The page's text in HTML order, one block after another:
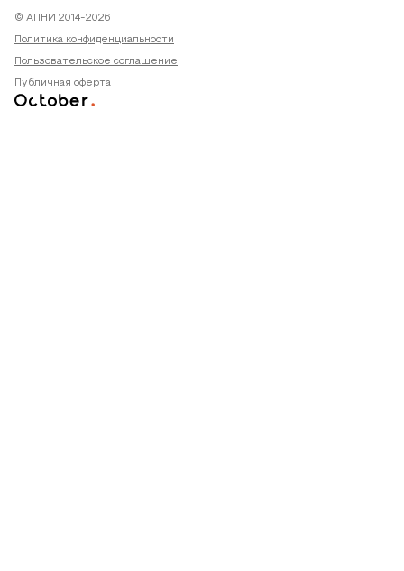
© АПНИ 2014-2026
Политика конфиденциальности
Пользовательское соглашение
Публичная оферта